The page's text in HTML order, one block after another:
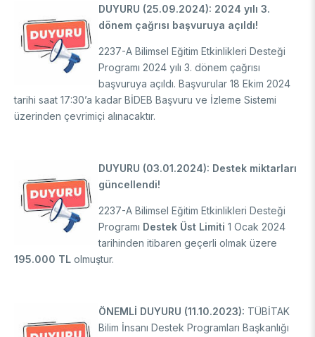
DUYURU (25.09.2024): 2024 yılı 3.
dönem çağrısı başvuruya açıldı!
2237-A Bilimsel Eğitim Etkinlikleri Desteği
Programı 2024 yılı 3. dönem çağrısı
başvuruya açıldı. Başvurular 18 Ekim 2024
tarihi saat 17:30’a kadar BİDEB Başvuru ve İzleme Sistemi
üzerinden çevrimiçi alınacaktır.
DUYURU (03.01.2024): Destek miktarları
güncellendi!
2237-A Bilimsel Eğitim Etkinlikleri Desteği
Programı Destek Üst Limiti 1 Ocak 2024
tarihinden itibaren geçerli olmak üzere
195.000 TL olmuştur.
ÖNEMLİ DUYURU (11.10.2023): TÜBİTAK
Bilim İnsanı Destek Programları Başkanlığı